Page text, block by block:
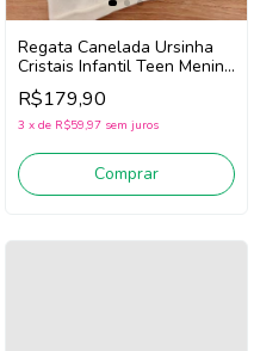
Regata Canelada Ursinha
Cristais Infantil Teen Menina
Pituchinhus 30766 (Off
White)
R$179,90
3 x de R$59,97 sem juros
Comprar